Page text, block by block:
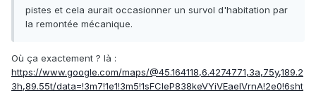
pistes et cela aurait occasionner un survol d'habitation par
la remontée mécanique.
Où ça exactement ? là :
https://www.google.com/maps/@45.164118,6.4274771,3a,75y,189.2
3h,89.55t/data=!3m7!1e1!3m5!1sFCIeP838keVYiVEaeIVrnA!2e0!6sht